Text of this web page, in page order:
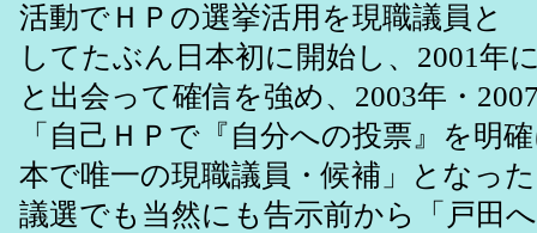
活動でＨＰの選挙活用を現職議員と
してたぶん日本初に開始し、2001年
と出会って確信を強め、2003年・
「自己ＨＰで『自分への投票』を明
本で唯一の現職議員・候補」となっ
議選でも当然にも告示前から「戸田